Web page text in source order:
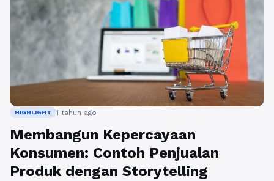
HIGHLIGHT 1 tahun ago
Membangun Kepercayaan
Konsumen: Contoh Penjualan
Produk dengan Storytelling